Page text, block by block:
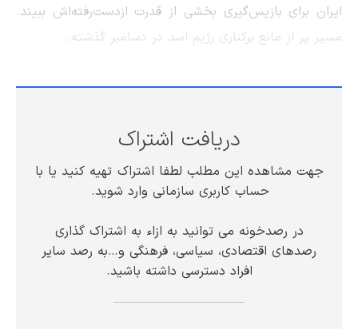
ایران برای بازپس‌گیری بخشی از قدرت ازدست‌رفته‌اش ببیند.
مسیر پر از مانع برکناری رژیم اسد در دسامبر گذشته…
دریافت اشتراک
جهت مشاهده این مطلب لطفا اشتراک تهیه کنید یا با
حساب کاربری سازمانی وارد شوید.
در رصدخونه می توانید به ازاء به اشتراک گذاری
رصدهای اقتصادی، سیاسی، فرهنگی و…به رصد سایر
افراد دسترسی داشته باشید.